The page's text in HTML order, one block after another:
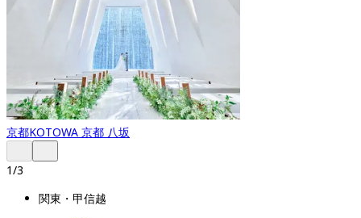
京都KOTOWA 京都 八坂
1/3
関東・甲信越